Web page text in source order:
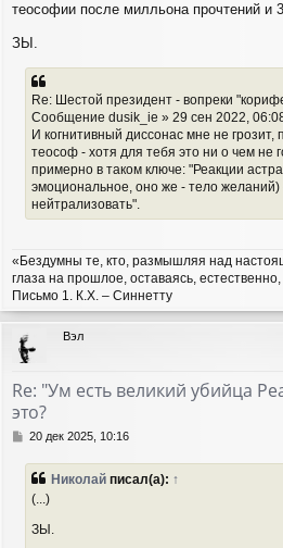
теософии после милльона прочтений и
ЗЫ.
Re: Шестой президент - вопреки
Сообщение dusik_ie » 29 сен 2022,
И когнитивный диссонас мне не грозит,
теософ - хотя для тебя это ни о чем не
примерно в таком ключе: "Реакции
эмоциональное, оно же - тело желаний)
нейтрализовать".
«Бездумны те, кто, размышляя над
глаза на прошлое, оставаясь,
Письмо 1. К.Х. – Синнетту
Вэл
Re: "Ум есть великий убийца
это?
С
о
щ
20 дек 2025, 10:16
Николай писал(а): ↑
(...)
ЗЫ.